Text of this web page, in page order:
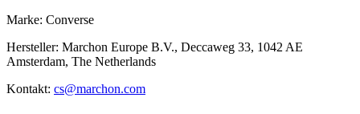
Marke: Converse
Hersteller: Marchon Europe B.V., Deccaweg 33, 1042 AE
Amsterdam, The Netherlands
Kontakt: cs@marchon.com